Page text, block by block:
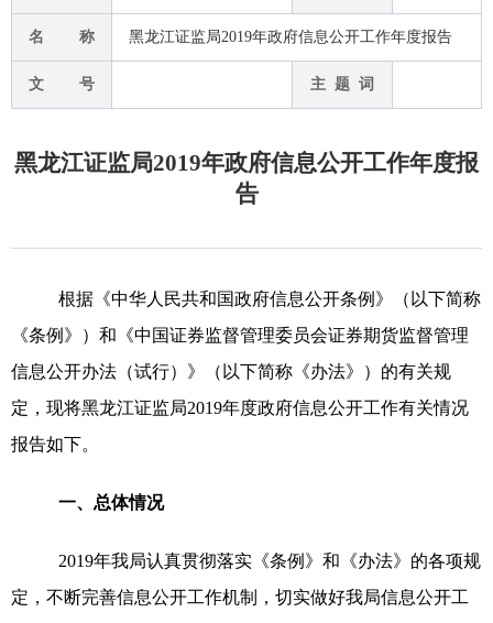
名 称 黑龙江证监局2019年政府信息公开工作年度报告
文 号 主 题 词
黑龙江证监局2019年政府信息公开工作年度报
告
根据《中华人民共和国政府信息公开条例》（以下简称
《条例》）和《中国证券监督管理委员会证券期货监督管理
信息公开办法（试行）》（以下简称《办法》）的有关规
定，现将黑龙江证监局2019年度政府信息公开工作有关情况
报告如下。
一、 总体情况
2019年我局认真贯彻落实《条例》和《办法》的各项规
定，不断完善信息公开工作机制， 切实做好我局信息公开工